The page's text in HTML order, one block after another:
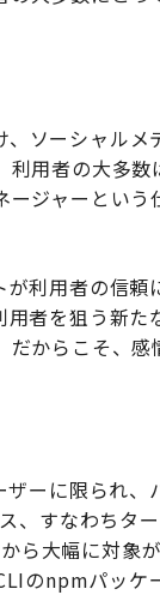
ソーシャルメ
用者の大多数
ジャーという
利用者の信頼
者を狙う新た
からこそ、感
ーに限られ、
、すなわちタ
ら大幅に対象
のnpmパッケ